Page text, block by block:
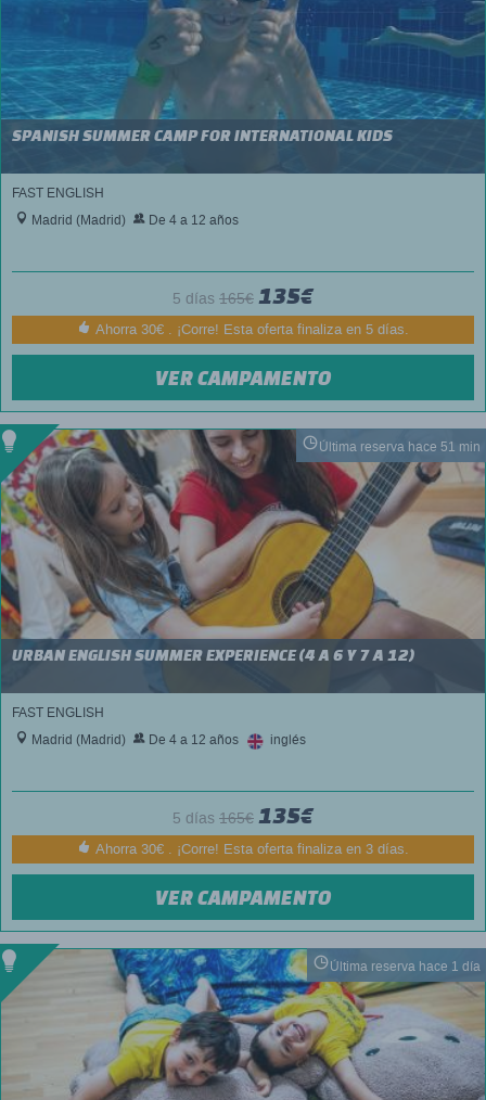
SPANISH SUMMER CAMP FOR INTERNATIONAL KIDS
FAST ENGLISH
Madrid (Madrid)
De 4 a 12 años
5 días 165€ 135€
Ahorra 30€ . ¡Corre! Esta oferta finaliza en 5 días.
VER CAMPAMENTO
Última reserva hace 51 min
URBAN ENGLISH SUMMER EXPERIENCE (4 A 6 Y 7 A 12)
FAST ENGLISH
Madrid (Madrid)
De 4 a 12 años inglés
5 días 165€ 135€
Ahorra 30€ . ¡Corre! Esta oferta finaliza en 3 días.
VER CAMPAMENTO
Última reserva hace 1 día